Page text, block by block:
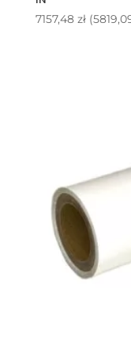
7157,48 zł (